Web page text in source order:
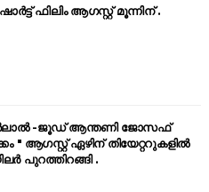
ഫിലിം ആഗസ്റ്റ് മൂന്നിന് .
-ജൂഡ് ആന്തണി ജോസഫ്
" ആഗസ്റ്റ് ഏഴിന് തിയേറ്ററുകളിൽ
പുറത്തിറങ്ങി .